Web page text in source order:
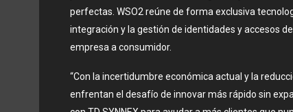
perfectas. WSO2 reúne de forma exclusiva
integración y la gestión de identidades y accesos
empresa a consumidor.
“Con la incertidumbre económica actual y la
enfrentan el desafío de innovar más rápido sin